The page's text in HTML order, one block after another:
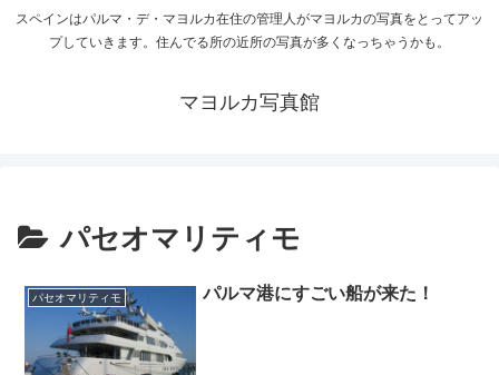
スペインはパルマ・デ・マヨルカ在住の管理人がマヨルカの写真をとってアッ
プしていきます。住んでる所の近所の写真が多くなっちゃうかも。
マヨルカ写真館
パセオマリティモ
パセオマリティモ パルマ港にすごい船が来た！